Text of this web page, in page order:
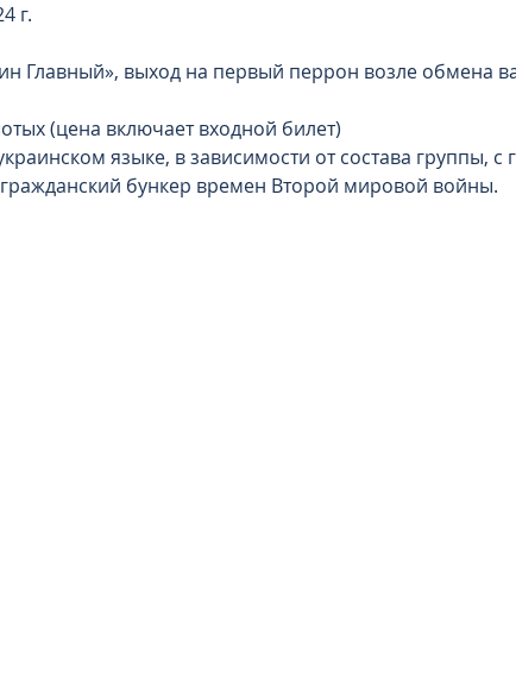
г.
Главный», выход на первый перрон возле обмена
(цена включает входной билет)
языке, в зависимости от состава группы,
бункер времен Второй мировой войны.